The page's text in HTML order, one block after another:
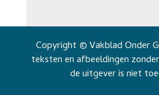
Copyright © Vakblad Onder
teksten en afbeeldingen
de uitgever is niet